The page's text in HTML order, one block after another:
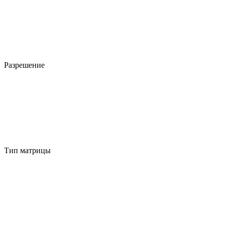
Разрешение
Тип матрицы